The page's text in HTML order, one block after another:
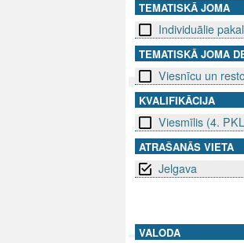
TEMATISKĀ JOMA
Individuālie
TEMATISKĀ JOMA
Viesnīcu un
KVALIFIKĀCIJA
Viesmīlis (4.
ATRAŠANĀS VIETA
Jelgava
VALODA
SEKO MUMS